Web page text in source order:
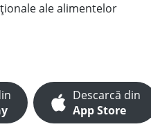
ale alimentelor
Descarcă din
App Store